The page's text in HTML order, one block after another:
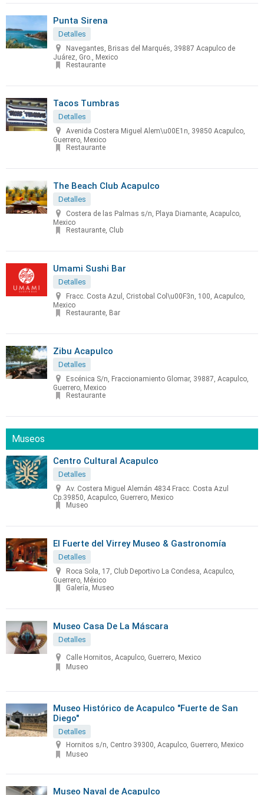
Punta Sirena
Detalles
Navegantes, Brisas del Marqués, 39887 Acapulco de
Juárez, Gro., Mexico
Restaurante
Tacos Tumbras
Detalles
Avenida Costera Miguel Alem\u00E1n, 39850 Acapulco,
Guerrero, Mexico
Restaurante
The Beach Club Acapulco
Detalles
Costera de las Palmas s/n, Playa Diamante, Acapulco,
Mexico
Restaurante, Club
Umami Sushi Bar
Detalles
Fracc. Costa Azul, Cristobal Col\u00F3n, 100, Acapulco,
Mexico
Restaurante, Bar
Zibu Acapulco
Detalles
Escénica S/n, Fraccionamiento Glomar, 39887, Acapulco,
Guerrero, Mexico
Restaurante
Museos
Centro Cultural Acapulco
Detalles
Av. Costera Miguel Alemán 4834 Fracc. Costa Azul
Cp.39850, Acapulco, Guerrero, Mexico
Museo
El Fuerte del Virrey Museo & Gastronomía
Detalles
Roca Sola, 17, Club Deportivo La Condesa, Acapulco,
Guerrero, México
Galería, Museo
Museo Casa De La Máscara
Detalles
Calle Hornitos, Acapulco, Guerrero, Mexico
Museo
Museo Histórico de Acapulco "Fuerte de San
Diego"
Detalles
Hornitos s/n, Centro 39300, Acapulco, Guerrero, Mexico
Museo
Museo Naval de Acapulco